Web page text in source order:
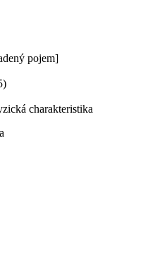
pojem]
charakteristika